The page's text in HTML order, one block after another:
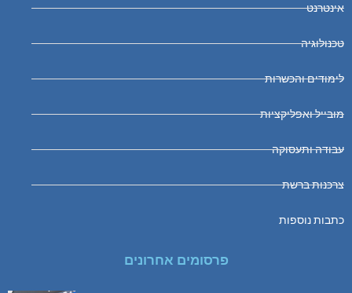
אינטרנט
טכנולוגיה
לימודים והכשרות
מובייל ואפליקציות
עבודה ותעסוקה
צרכנות ברשת
כתבות נוספות
פרסומים אחרונים